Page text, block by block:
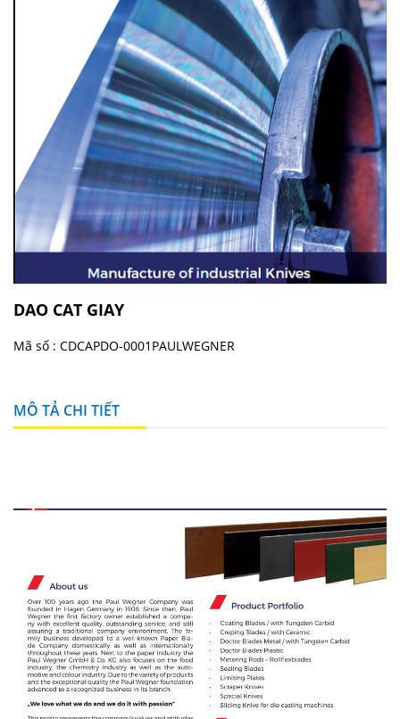
DAO CAT GIAY
Mã số : CDCAPDO-0001PAULWEGNER
MÔ TẢ CHI TIẾT